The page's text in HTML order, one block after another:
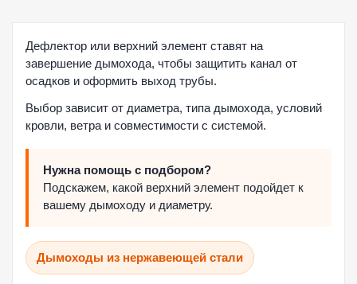
Дефлектор или верхний элемент ставят на
завершение дымохода, чтобы защитить канал от
осадков и оформить выход трубы.
Выбор зависит от диаметра, типа дымохода, условий
кровли, ветра и совместимости с системой.
Нужна помощь с подбором?
Подскажем, какой верхний элемент подойдет к
вашему дымоходу и диаметру.
Дымоходы из нержавеющей стали